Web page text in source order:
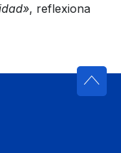
, reflexiona